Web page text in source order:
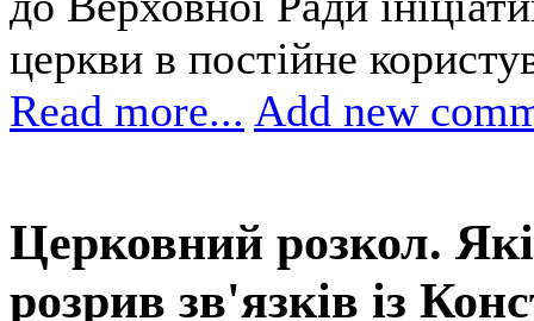
церкви в постійне
Read more... Add new
Церковний розкол.
розрив зв'язків із